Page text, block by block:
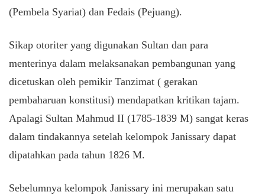
(Pembela Syariat) dan Fedais (Pejuang).
Sikap otoriter yang digunakan Sultan dan para
menterinya dalam melaksanakan pembangunan yang
dicetuskan oleh pemikir Tanzimat ( gerakan
pembaharuan konstitusi) mendapatkan kritikan tajam.
Apalagi Sultan Mahmud II (1785-1839 M) sangat keras
dalam tindakannya setelah kelompok Janissary dapat
dipatahkan pada tahun 1826 M.
Sebelumnya kelompok Janissary ini merupakan satu